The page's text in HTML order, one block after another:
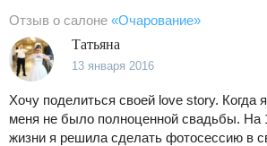
Отзыв о салоне «Очарование»
Татьяна
13 января 2016
Хочу поделиться своей love story. Когда
меня не было полноценной свадьбы. На
жизни я решила сделать фотосессию в